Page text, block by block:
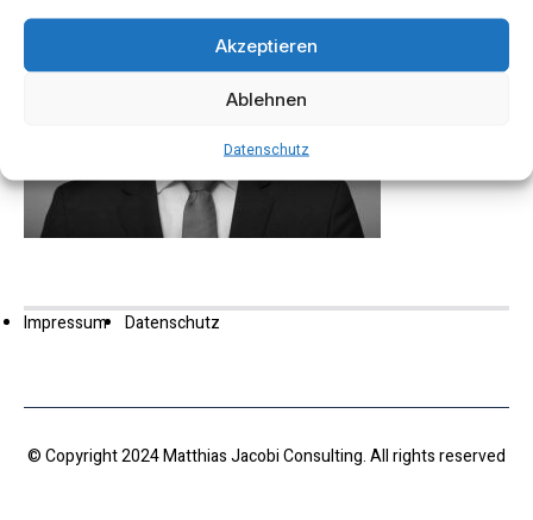
Akzeptieren
Ablehnen
Datenschutz
Impressum Datenschutz
© Copyright 2024 Matthias Jacobi Consulting. All rights reserved